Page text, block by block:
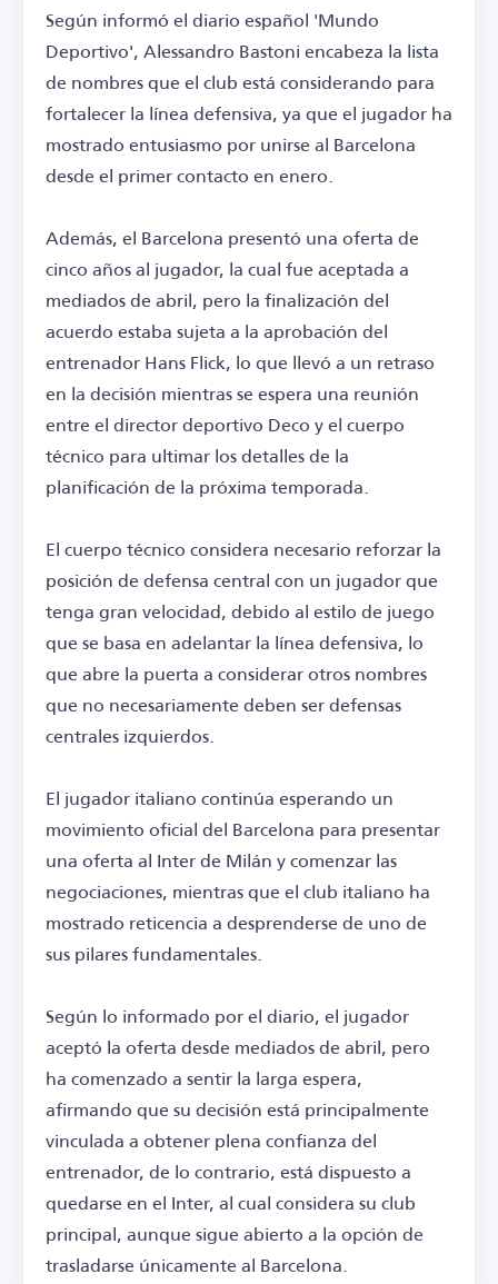
Según informó el diario español 'Mundo
Deportivo', Alessandro Bastoni encabeza la lista
de nombres que el club está considerando para
fortalecer la línea defensiva, ya que el jugador ha
mostrado entusiasmo por unirse al Barcelona
desde el primer contacto en enero.
Además, el Barcelona presentó una oferta de
cinco años al jugador, la cual fue aceptada a
mediados de abril, pero la finalización del
acuerdo estaba sujeta a la aprobación del
entrenador Hans Flick, lo que llevó a un retraso
en la decisión mientras se espera una reunión
entre el director deportivo Deco y el cuerpo
técnico para ultimar los detalles de la
planificación de la próxima temporada.
El cuerpo técnico considera necesario reforzar la
posición de defensa central con un jugador que
tenga gran velocidad, debido al estilo de juego
que se basa en adelantar la línea defensiva, lo
que abre la puerta a considerar otros nombres
que no necesariamente deben ser defensas
centrales izquierdos.
El jugador italiano continúa esperando un
movimiento oficial del Barcelona para presentar
una oferta al Inter de Milán y comenzar las
negociaciones, mientras que el club italiano ha
mostrado reticencia a desprenderse de uno de
sus pilares fundamentales.
Según lo informado por el diario, el jugador
aceptó la oferta desde mediados de abril, pero
ha comenzado a sentir la larga espera,
afirmando que su decisión está principalmente
vinculada a obtener plena confianza del
entrenador, de lo contrario, está dispuesto a
quedarse en el Inter, al cual considera su club
principal, aunque sigue abierto a la opción de
trasladarse únicamente al Barcelona.